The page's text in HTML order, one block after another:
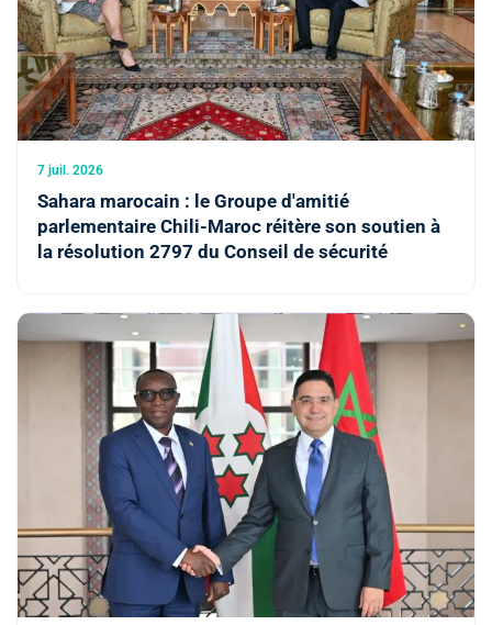
7 juil. 2026
Sahara marocain : le Groupe d'amitié
parlementaire Chili-Maroc réitère son soutien à
la résolution 2797 du Conseil de sécurité